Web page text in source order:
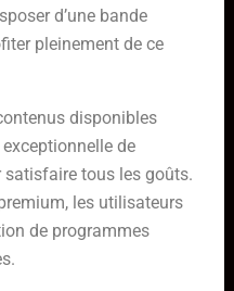
d’une bande
pleinement de ce
disponibles
de
tous les goûts.
les utilisateurs
de programmes